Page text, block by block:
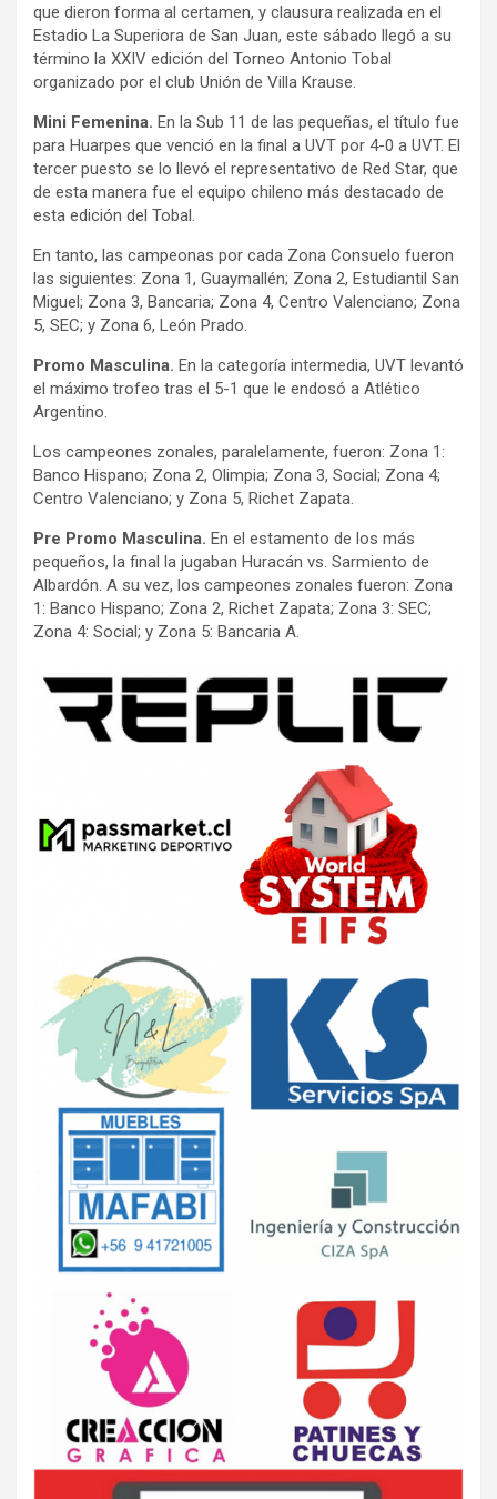
que dieron forma al certamen, y clausura realizada en el
Estadio La Superiora de San Juan, este sábado llegó a su
término la XXIV edición del Torneo Antonio Tobal
organizado por el club Unión de Villa Krause.
Mini Femenina. En la Sub 11 de las pequeñas, el título fue
para Huarpes que venció en la final a UVT por 4-0 a UVT. El
tercer puesto se lo llevó el representativo de Red Star, que
de esta manera fue el equipo chileno más destacado de
esta edición del Tobal.
En tanto, las campeonas por cada Zona Consuelo fueron
las siguientes: Zona 1, Guaymallén; Zona 2, Estudiantil San
Miguel; Zona 3, Bancaria; Zona 4, Centro Valenciano; Zona
5, SEC; y Zona 6, León Prado.
Promo Masculina. En la categoría intermedia, UVT levantó
el máximo trofeo tras el 5-1 que le endosó a Atlético
Argentino.
Los campeones zonales, paralelamente, fueron: Zona 1:
Banco Hispano; Zona 2, Olimpia; Zona 3, Social; Zona 4;
Centro Valenciano; y Zona 5, Richet Zapata.
Pre Promo Masculina. En el estamento de los más
pequeños, la final la jugaban Huracán vs. Sarmiento de
Albardón. A su vez, los campeones zonales fueron: Zona
1: Banco Hispano; Zona 2, Richet Zapata; Zona 3: SEC;
Zona 4: Social; y Zona 5: Bancaria A.